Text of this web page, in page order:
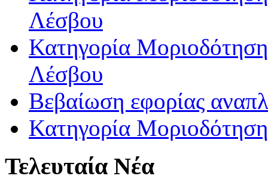
Λέσβου
Κατηγορία
Λέσβου
Βεβαίωση εφορίας
Κατηγορία
Τελευταία Νέα